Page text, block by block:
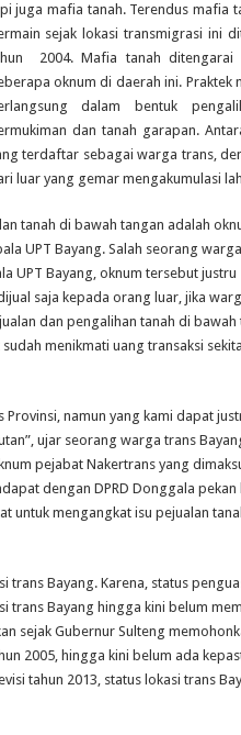
juga mafia tanah. Terendus mafia
sejak lokasi transmigrasi ini
2004. Mafia tanah ditengarai
oknum di daerah ini. Praktek
dalam bentuk
dan tanah garapan.
terdaftar sebagai warga trans,
luar yang gemar mengakumulasi
tanah di bawah tangan adalah
UPT Bayang. Salah seorang
UPT Bayang, oknum tersebut justru
saja kepada orang luar, jika
dan pengalihan tanah di bawah
menikmati uang transaksi
namun yang kami dapat
ujar seorang warga trans
pejabat Nakertrans yang
dengan DPRD Donggala pekan
untuk mengangkat isu pejualan
trans Bayang. Karena, status
trans Bayang hingga kini belum
sejak Gubernur Sulteng
2005, hingga kini belum ada
tahun 2013, status lokasi trans